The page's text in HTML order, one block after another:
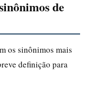
de
os sinônimos mais
definição para